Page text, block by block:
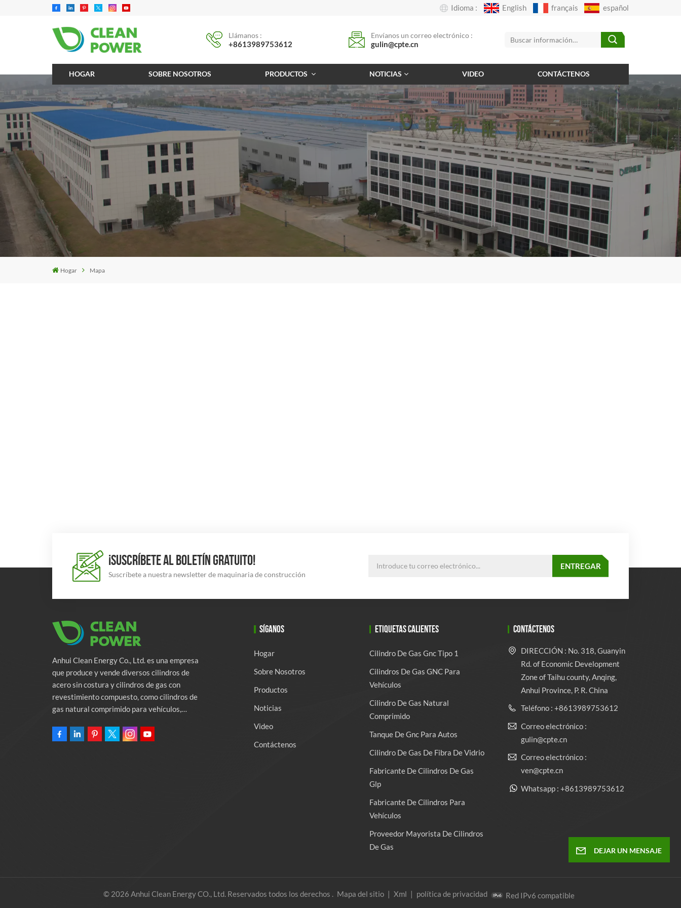
Idioma : English français español
Llámanos :
+8613989753612
Envíanos un correo electrónico :
gulin@cpte.cn
HOGAR SOBRE NOSOTROS PRODUCTOS NOTICIAS VIDEO CONTÁCTENOS
Hogar Mapa
¡SUSCRÍBETE AL BOLETÍN GRATUITO!
Suscríbete a nuestra newsletter de maquinaria de construcción
Anhui Clean Energy Co., Ltd. es una empresa
que produce y vende diversos cilindros de
acero sin costura y cilindros de gas con
revestimiento compuesto, como cilindros de
gas natural comprimido para vehículos,
incendios. La empresa se compromete a
SÍGANOS
Hogar
Sobre Nosotros
Productos
Noticias
Video
Contáctenos
ETIQUETAS CALIENTES
Cilindro De Gas Gnc Tipo 1
Cilindros De Gas GNC Para
Vehículos
Cilindro De Gas Natural
Comprimido
Tanque De Gnc Para Autos
Cilindro De Gas De Fibra De Vidrio
Fabricante De Cilindros De Gas
Glp
Fabricante De Cilindros Para
Vehículos
Proveedor Mayorista De Cilindros
De Gas
CONTÁCTENOS
DIRECCIÓN : No. 318, Guanyin
Rd. of Economic Development
Zone of Taihu county, Anqing,
Anhui Province, P. R. China
Teléfono : +8613989753612
Correo electrónico :
gulin@cpte.cn
Correo electrónico :
ven@cpte.cn
Whatsapp : +8613989753612
© 2026 Anhui Clean Energy CO., Ltd. Reservados todos los derechos . Mapa del sitio | Xml | política de privacidad Red IPv6 compatible
DEJAR UN MENSAJE